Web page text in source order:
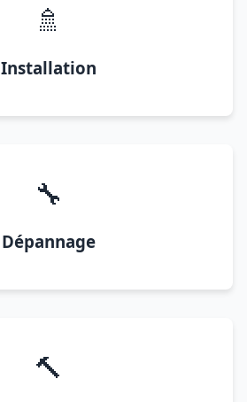
🚿
Installation
🔧
Dépannage
🔨